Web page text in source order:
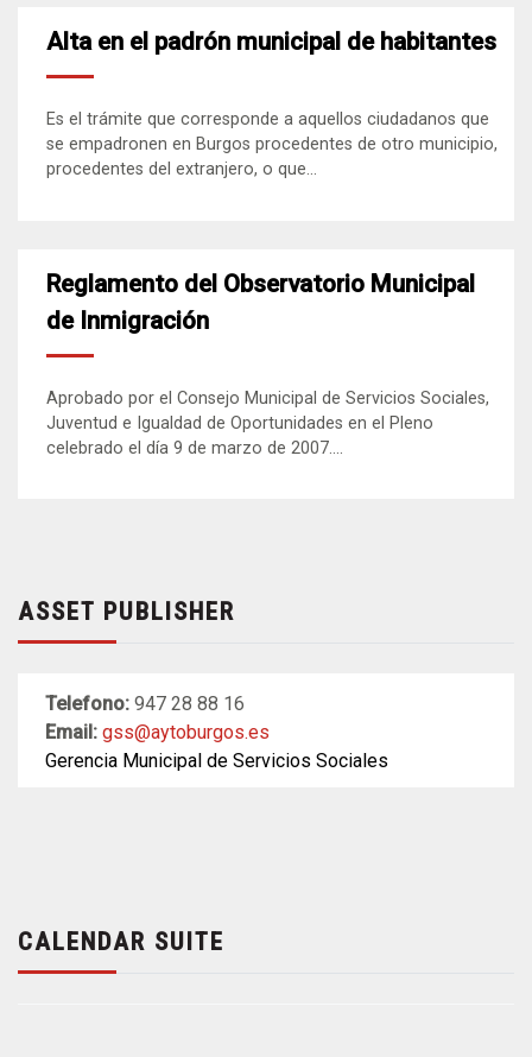
Alta en el padrón municipal de habitantes
Es el trámite que corresponde a aquellos ciudadanos que
se empadronen en Burgos procedentes de otro municipio,
procedentes del extranjero, o que...
Reglamento del Observatorio Municipal
de Inmigración
Aprobado por el Consejo Municipal de Servicios Sociales,
Juventud e Igualdad de Oportunidades en el Pleno
celebrado el día 9 de marzo de 2007....
ASSET PUBLISHER
Telefono: 947 28 88 16
Email: gss@aytoburgos.es
Gerencia Municipal de Servicios Sociales
CALENDAR SUITE